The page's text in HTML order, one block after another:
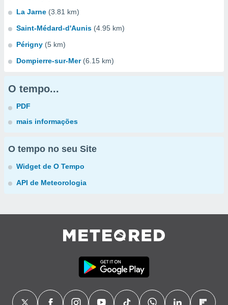
La Jarne (3.81 km)
Saint-Médard-d'Aunis (4.95 km)
Périgny (5 km)
Dompierre-sur-Mer (6.15 km)
O tempo...
PDF
mais informações
O tempo no seu Site
Widget de O Tempo
API de Meteorologia